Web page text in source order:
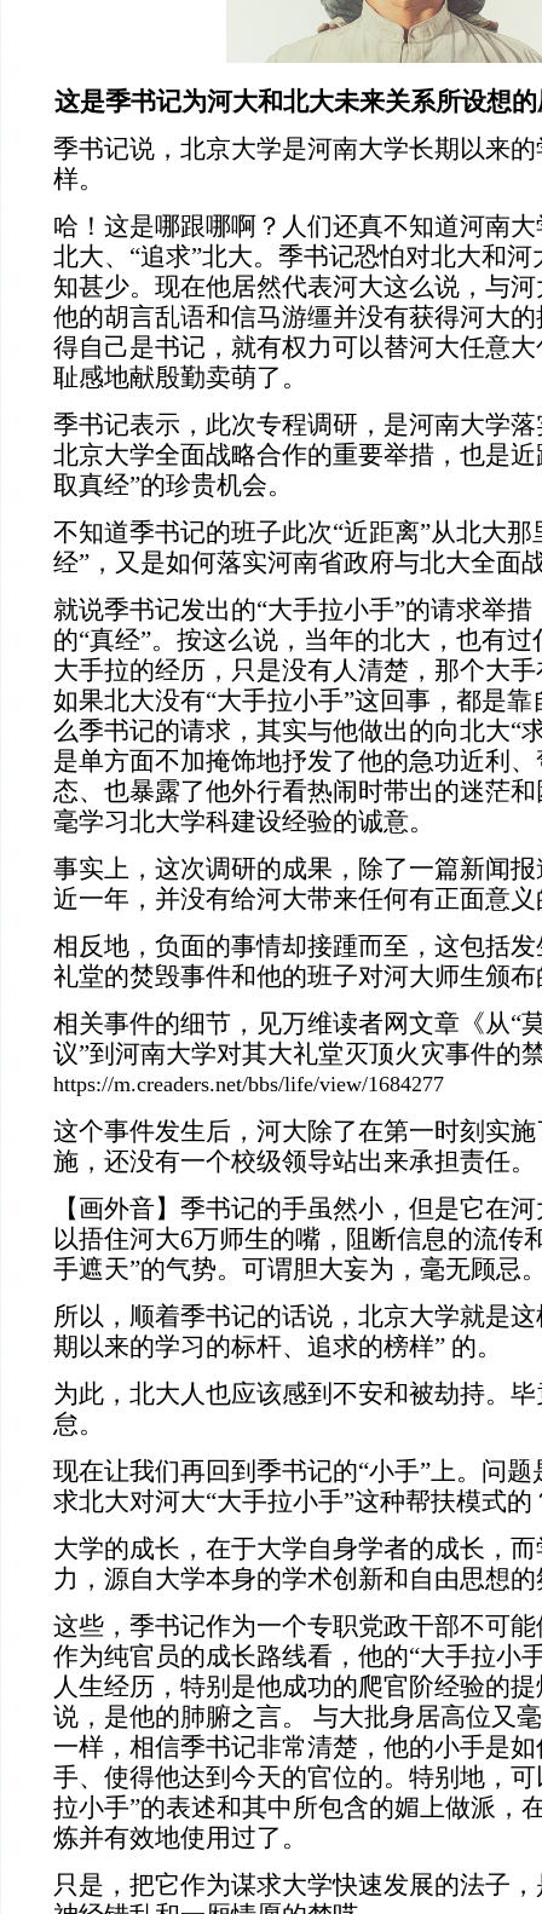
这是季书记为河大和北大未来关系所设想
季书记说，北京大学是河南大学长期以来
样。
哈！这是哪跟哪啊？人们还真不知道河南大
北大、“追求”北大。季书记恐怕对北大和
知甚少。现在他居然代表河大这么说，与
他的胡言乱语和信马游缰并没有获得河大
得自己是书记，就有权力可以替河大任意
耻感地献殷勤卖萌了。
季书记表示，此次专程调研，是河南大学
北京大学全面战略合作的重要举措，也是
取真经”的珍贵机会。
不知道季书记的班子此次“近距离”从北大那
经”，又是如何落实河南省政府与北大全面
就说季书记发出的“大手拉小手”的请求举
的“真经”。按这么说，当年的北大，也有
大手拉的经历，只是没有人清楚，那个大
如果北大没有“大手拉小手”这回事，都是
么季书记的请求，其实与他做出的向北大“
是单方面不加掩饰地抒发了他的急功近利
态、也暴露了他外行看热闹时带出的迷茫
毫学习北大学科建设经验的诚意。
事实上，这次调研的成果，除了一篇新闻
近一年，并没有给河大带来任何有正面意
相反地，负面的事情却接踵而至，这包括
礼堂的焚毁事件和他的班子对河大师生颁
相关事件的细节，见万维读者网文章《从“
议”到河南大学对其大礼堂灭顶火灾事件的
https://m.creaders.net/bbs/life/view/1684277
这个事件发生后，河大除了在第一时刻实
施，还没有一个校级领导站出来承担责任。
【画外音】季书记的手虽然小，但是它在
以捂住河大6万师生的嘴，阻断信息的流传
手遮天”的气势。可谓胆大妄为，毫无顾忌
所以，顺着季书记的话说，北京大学就是
期以来的学习的标杆、追求的榜样” 的。
为此，北大人也应该感到不安和被劫持。
怠。
现在让我们再回到季书记的“小手”上。问
求北大对河大“大手拉小手”这种帮扶模式的
大学的成长，在于大学自身学者的成长，
力，源自大学本身的学术创新和自由思想
这些，季书记作为一个专职党政干部不可
作为纯官员的成长路线看，他的“大手拉小
人生经历，特别是他成功的爬官阶经验的
说，是他的肺腑之言。 与大批身居高位又
一样，相信季书记非常清楚，他的小手是
手、使得他达到今天的官位的。特别地，
拉小手”的表述和其中所包含的媚上做派，
炼并有效地使用过了。
只是，把它作为谋求大学快速发展的法子